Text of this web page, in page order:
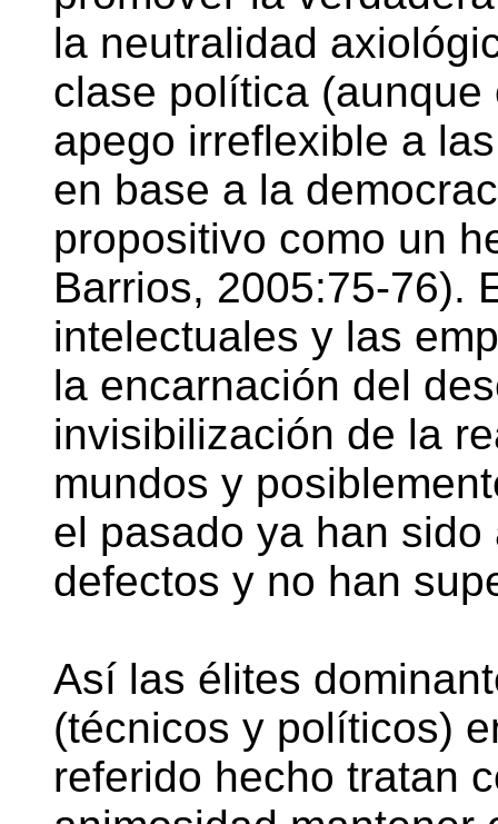
la neutralidad
clase política
apego irreflexible a
en base a la
propositivo como un
Barrios, 2005:75-76).
intelectuales y las
la encarnación del
invisibilización de la
mundos y
el pasado ya han
defectos y no han
Así las élites
(técnicos y políticos)
referido hecho tratan